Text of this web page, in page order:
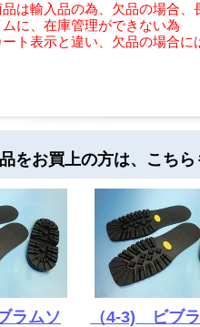
は輸入品の為、欠品の場合、
ムに、在庫管理ができない為
ト表示と違い、欠品の場合に
お買上の方は、こちら
ラムソ
（4-3) ビブ